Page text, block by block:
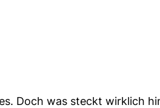
Doch was steckt wirklich